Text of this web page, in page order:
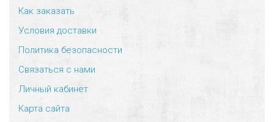
Как заказать
Условия доставки
Политика безопасности
Связаться с нами
Личный кабинет
Карта сайта